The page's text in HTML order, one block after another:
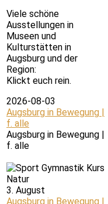
Viele schöne
Ausstellungen in
Museen und
Kulturstätten in
Augsburg und der
Region:
Klickt euch rein.
2026-08-03
Augsburg in Bewegung |
f. alle
Augsburg in Bewegung |
f. alle
3. August
Augsburg in Bewegung |